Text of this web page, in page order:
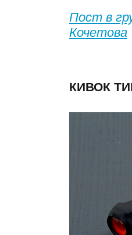
Пост в
Кочетова
КИВОК